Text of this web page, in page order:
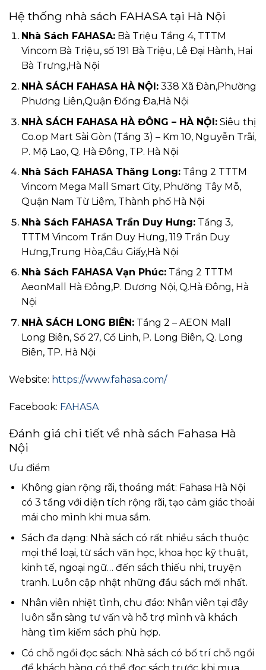
Hệ thống nhà sách FAHASA tại Hà Nội
Nhà Sách FAHASA:Bà Triệu Tầng 4, TTTM
Vincom Bà Triệu, số 191 Bà Triệu, Lê Đại Hành, Hai
Bà Trưng,Hà Nội
NHÀ SÁCH FAHASA HÀ NỘI:338 Xã Ðàn,Phường
Phương Liên,Quận Ðống Ða,Hà Nội
NHÀ SÁCH FAHASA HÀ ĐÔNG – HÀ NỘI:Siêu thị
Co.op Mart Sài Gòn (Tầng 3) – Km 10, Nguyễn Trãi,
P. Mộ Lao, Q. Hà Đông, TP. Hà Nội
Nhà Sách FAHASA Thăng Long:Tầng 2 TTTM
Vincom Mega Mall Smart City, Phường Tây Mỗ,
Quận Nam Từ Liêm, Thành phố Hà Nội
Nhà Sách FAHASA Trần Duy Hưng:Tầng 3,
TTTM Vincom Trần Duy Hưng, 119 Trần Duy
Hưng,Trung Hòa,Cầu Giấy,Hà Nội
Nhà Sách FAHASA Vạn Phúc:Tầng 2 TTTM
AeonMall Hà Đông,P. Dương Nội, Q.Hà Đông, Hà
Nội
NHÀ SÁCH LONG BIÊN:Tầng 2 – AEON Mall
Long Biên, Số 27, Cổ Linh, P. Long Biên, Q. Long
Biên, TP. Hà Nội
Website: https://www.fahasa.com/
Facebook: FAHASA
Đánh giá chi tiết về nhà sách Fahasa Hà
Nội
Ưu điểm
Không gian rộng rãi, thoáng mát: Fahasa Hà Nội
có 3 tầng với diện tích rộng rãi, tạo cảm giác thoải
mái cho mình khi mua sắm.
Sách đa dạng: Nhà sách có rất nhiều sách thuộc
mọi thể loại, từ sách văn học, khoa học kỹ thuật,
kinh tế, ngoại ngữ… đến sách thiếu nhi, truyện
tranh. Luôn cập nhật những đầu sách mới nhất.
Nhân viên nhiệt tình, chu đáo: Nhân viên tại đây
luôn sẵn sàng tư vấn và hỗ trợ mình và khách
hàng tìm kiếm sách phù hợp.
Có chỗ ngồi đọc sách: Nhà sách có bố trí chỗ ngồi